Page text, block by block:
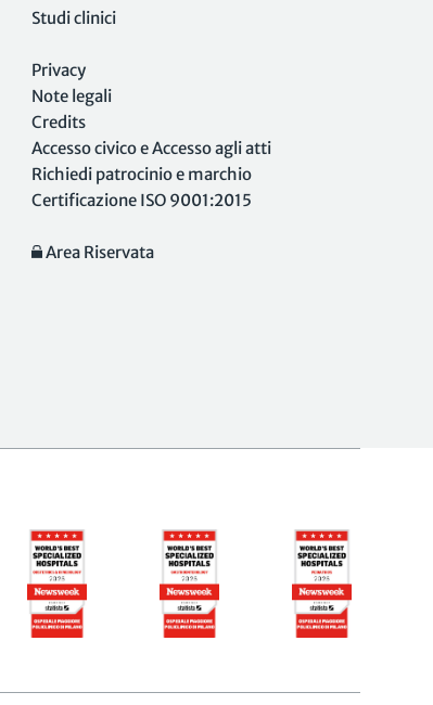
Studi clinici
Privacy
Note legali
Credits
Accesso civico e Accesso agli atti
Richiedi patrocinio e marchio
Certificazione ISO 9001:2015
Area Riservata